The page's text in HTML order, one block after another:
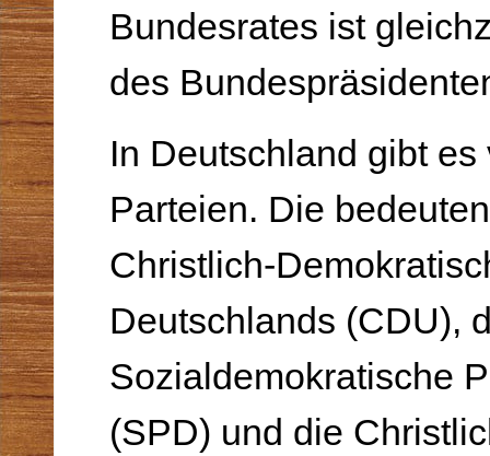
Bundesrates ist
des
In Deutschland gibt
Parteien. Die
Christlich-
Deutschlands (CDU),
Sozialdemokratische
(SPD) und die